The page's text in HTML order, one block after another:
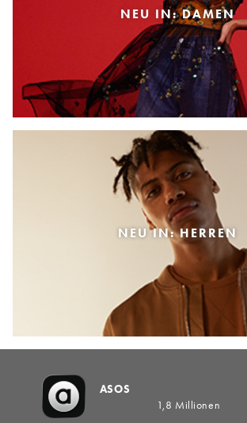
NEU IN: DAMEN
NEU IN: HERREN
ASOS
1,8 Millionen